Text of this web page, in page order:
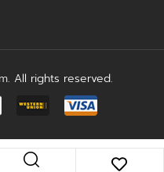
. All rights reserved.